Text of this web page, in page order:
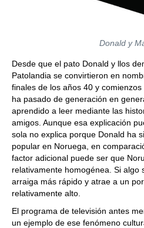
Donald y
Desde que el pato Donald y llos
Patolandia se convirtieron en
finales de los años 40 y
ha pasado de generación en
aprendido a leer mediante las
amigos. Aunque esa explicación
sola no explica porque Donald ha
popular en Noruega, en
factor adicional puede ser que
relativamente homogénea. Si algo
arraiga más rápido y atrae a un
relativamente alto.
El programa de televisión antes
un ejemplo de ese fenómeno